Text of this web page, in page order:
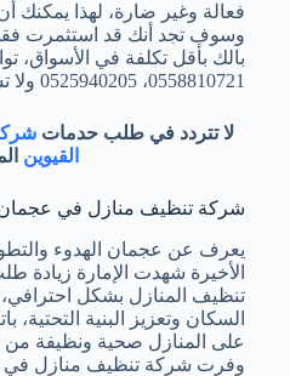
فعالة وغير ضارة، لهذا يمكنك
وسوف تجد أنك قد استثمرت
بالك بأقل تكلفة في الأسواق،
0558810721، 0525940205 ولا تشعر بالتردد.
لا تتردد في طلب حدمات
القيوين
شركة تنظيف منازل في
يعرف عن عجمان الهدوء
الأخيرة شهدت الإمارة زيادة
تنظيف المنازل بشكل
السكان وتعزيز البنية
على المنازل صحية ونظيفة من
وفرت شركة تنظيف منازل في